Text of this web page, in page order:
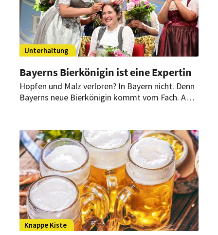
Unterhaltung
Bayerns Bierkönigin ist eine Expertin
Hopfen und Malz verloren? In Bayern nicht. Denn
Bayerns neue Bierkönigin kommt vom Fach. Am
Knappe Kiste